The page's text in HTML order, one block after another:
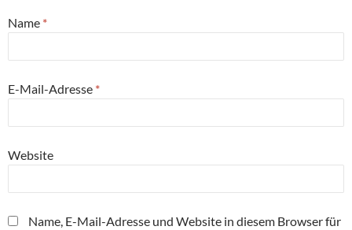
Name *
E-Mail-Adresse *
Website
Name, E-Mail-Adresse und Website in diesem Browser für